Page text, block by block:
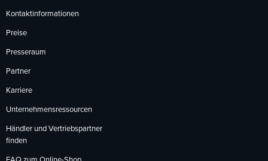
Kontaktinformationen
Preise
Presseraum
Partner
Karriere
Unternehmensressourcen
Händler und Vertriebspartner
finden